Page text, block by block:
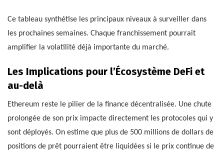
Ce tableau synthétise les principaux niveaux à surveiller dans
les prochaines semaines. Chaque franchissement pourrait
amplifier la volatilité déjà importante du marché.
Les Implications pour l’Écosystème DeFi et
au-delà
Ethereum reste le pilier de la finance décentralisée. Une chute
prolongée de son prix impacte directement les protocoles qui y
sont déployés. On estime que plus de 500 millions de dollars de
positions de prêt pourraient être liquidées si le prix continue de